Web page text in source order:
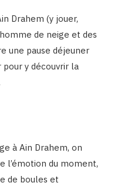
Drahem (y jouer,
de neige et des
une pause déjeuner
pour y découvrir la
à Ain Drahem, on
l’émotion du moment,
de boules et